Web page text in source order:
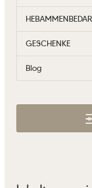
GESCHENKE
Blog